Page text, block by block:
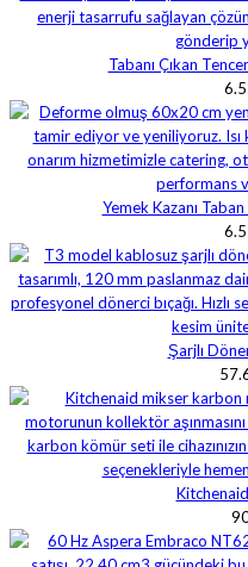
Tabanı Çıkan
Yemek Kazanı
Şarjlı